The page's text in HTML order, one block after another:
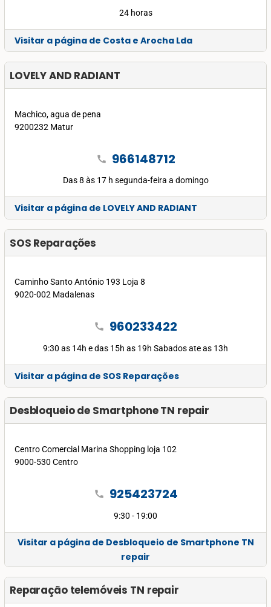
24 horas
Visitar a página de Costa e Arocha Lda
LOVELY AND RADIANT
Machico, agua de pena
9200232 Matur
call 966148712
Das 8 às 17 h segunda-feira a domingo
Visitar a página de LOVELY AND RADIANT
SOS Reparações
Caminho Santo António 193 Loja 8
9020-002 Madalenas
call 960233422
9:30 as 14h e das 15h as 19h Sabados ate as 13h
Visitar a página de SOS Reparações
Desbloqueio de Smartphone TN repair
Centro Comercial Marina Shopping loja 102
9000-530 Centro
call 925423724
9:30 - 19:00
Visitar a página de Desbloqueio de Smartphone TN
repair
Reparação telemóveis TN repair